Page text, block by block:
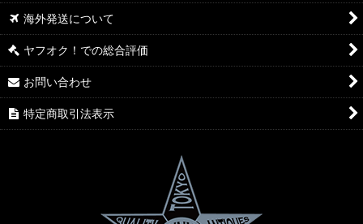
海外発送について
ヤフオク！での総合評価
お問い合わせ
特定商取引法表示